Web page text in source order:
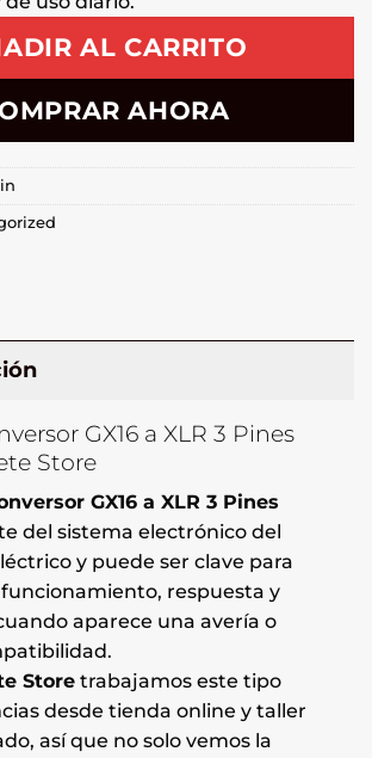
AL CARRITO
AHORA
GX16 a XLR 3 Pines
Store
GX16 a XLR 3 Pines
del sistema electrónico del
y puede ser clave para
respuesta y
aparece una avería o
Storetrabajamos este tipo
desde tienda online y taller
así que no solo vemos la